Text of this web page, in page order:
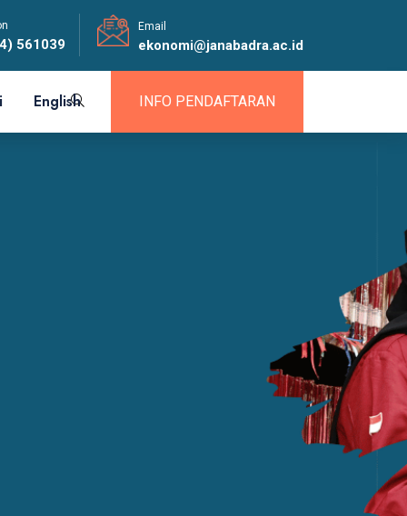
561039
Email
ekonomi@janabadra.ac.id
English INFO PENDAFTARAN